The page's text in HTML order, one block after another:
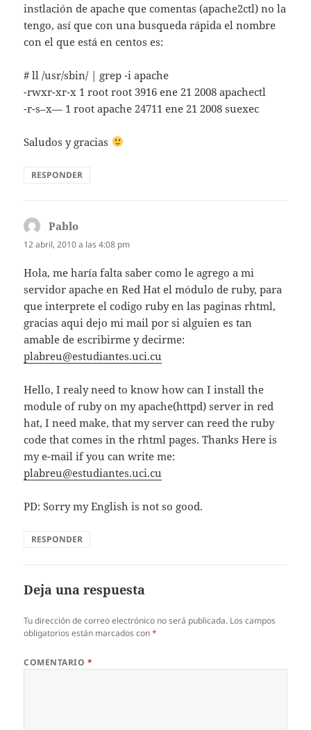
instlación de apache que comentas (apache2ctl) no la
tengo, así que con una busqueda rápida el nombre
con el que está en centos es:
# ll /usr/sbin/ | grep -i apache
-rwxr-xr-x 1 root root 3916 ene 21 2008 apachectl
-r-s–x— 1 root apache 24711 ene 21 2008 suexec
Saludos y gracias
RESPONDER
Pablo
12 abril, 2010 a las 4:08 pm
Hola, me haría falta saber como le agrego a mi
servidor apache en Red Hat el módulo de ruby, para
que interprete el codigo ruby en las paginas rhtml,
gracias aqui dejo mi mail por si alguien es tan
amable de escribirme y decirme:
plabreu@estudiantes.uci.cu
Hello, I realy need to know how can I install the
module of ruby on my apache(httpd) server in red
hat, I need make, that my server can reed the ruby
code that comes in the rhtml pages. Thanks Here is
my e-mail if you can write me:
plabreu@estudiantes.uci.cu
PD: Sorry my English is not so good.
RESPONDER
Deja una respuesta
Tu dirección de correo electrónico no será publicada. Los campos
obligatorios están marcados con*
COMENTARIO *